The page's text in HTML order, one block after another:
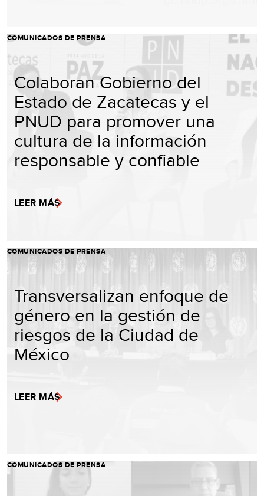
COMUNICADOS DE PRENSA
Colaboran Gobierno del
Estado de Zacatecas y el
PNUD para promover una
cultura de la información
responsable y confiable
LEER MÁS
COMUNICADOS DE PRENSA
Transversalizan enfoque de
género en la gestión de
riesgos de la Ciudad de
México
LEER MÁS
COMUNICADOS DE PRENSA